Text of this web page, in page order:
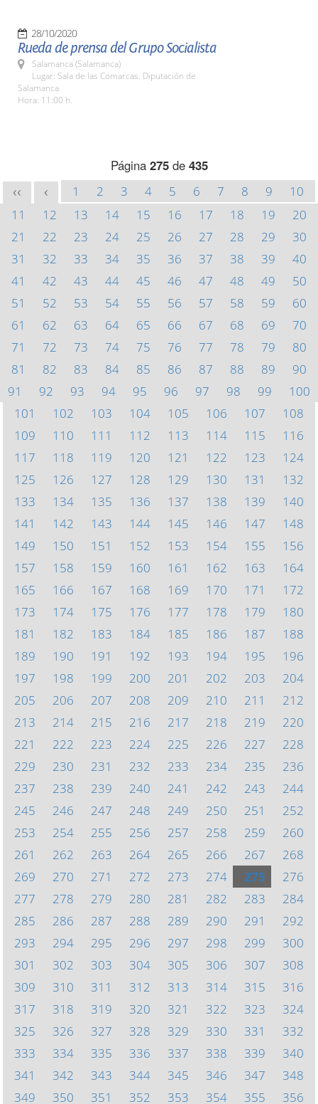
28/10/2020
Rueda de prensa del Grupo Socialista
Salamanca (Salamanca)
Lugar: Sala de las Comarcas. Diputación de
Salamanca
Hora: 11:00 h.
Página 275de 435
<< < 1 2 3 4 5 6 7 8 9
10
11
12 13 14 15 16 17 18 19
20
21
22 23 24 25 26 27 28 29
30
31
32 33 34 35 36 37 38 39
40
41
42 43 44 45 46 47 48 49
50
51
52 53 54 55 56 57 58 59
60
61
62 63 64 65 66 67 68 69
70
71
72 73 74 75 76 77 78 79
80
81
82 83 84 85 86 87 88 89
90
91
92 93 94 95 96 97 98 99
100
101
102 103 104 105 106 107
108
109
110 111 112 113 114 115
116
117
118 119 120 121 122 123
124
125
126 127 128 129 130 131
132
133
134 135 136 137 138 139
140
141
142 143 144 145 146 147
148
149
150 151 152 153 154 155
156
157
158 159 160 161 162 163
164
165
166 167 168 169 170 171
172
173
174 175 176 177 178 179
180
181
182 183 184 185 186 187
188
189
190 191 192 193 194 195
196
197
198 199 200 201 202 203
204
205
206 207 208 209 210 211
212
213
214 215 216 217 218 219
220
221
222 223 224 225 226 227
228
229
230 231 232 233 234 235
236
237
238 239 240 241 242 243
244
245
246 247 248 249 250 251
252
253
254 255 256 257 258 259
260
261
262 263 264 265 266 267
268
269
270 271 272 273 274 275
276
277
278 279 280 281 282 283
284
285
286 287 288 289 290 291
292
293
294 295 296 297 298 299
300
301
302 303 304 305 306 307
308
309
310 311 312 313 314 315
316
317
318 319 320 321 322 323
324
325
326 327 328 329 330 331
332
333
334 335 336 337 338 339
340
341
342 343 344 345 346 347
348
349
350 351 352 353 354 355 356